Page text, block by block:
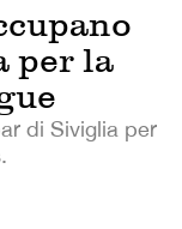
per la
di Siviglia per